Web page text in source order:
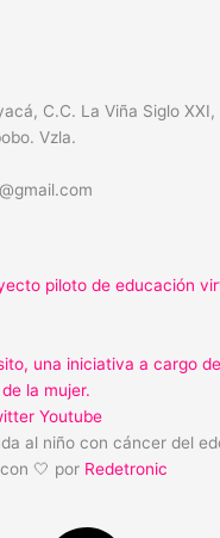
C.C. La Viña Siglo
Vzla.
piloto de educación
una iniciativa a cargo
la mujer.
Youtube
al niño con cáncer del
🤍 por Redetronic